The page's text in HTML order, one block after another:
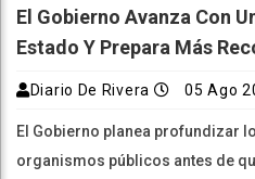
El Gobierno Avanza Con
Estado Y Prepara Más
Diario De Rivera 05 Ago
El Gobierno planea profundizar
organismos públicos antes de